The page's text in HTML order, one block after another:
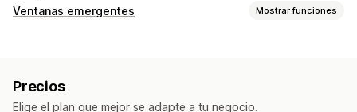
Ventanas emergentes Mostrar funciones
Ventanas emergentes de reseñas
Ventanas emergentes personalizadas
Precios
Elige el plan que mejor se adapte a tu negocio.